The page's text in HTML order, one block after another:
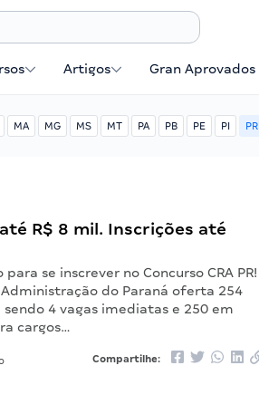
Artigos Gran Aprovados
MA MG MS MT PA PB PE PI PR
R$ 8 mil. Inscrições até
se inscrever no Concurso CRA PR!
Administração do Paraná oferta 254
4 vagas imediatas e 250 em
cargos…
Compartilhe: